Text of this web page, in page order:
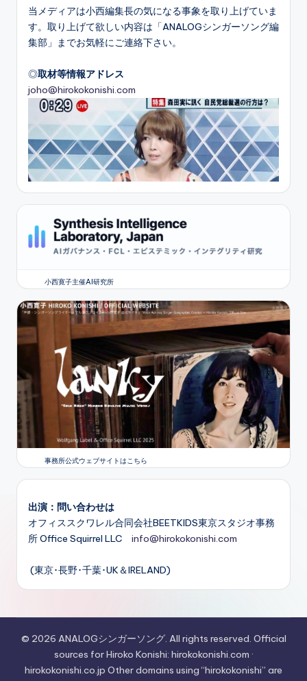
当メディアは小西編集長の気になる事象を取り上げていま
す。取り上げて欲しい内容は「ANALOGシンガーソング編
集部」までお気軽にご連絡下さい。
◎取材等情報アドレス
joho@hirokokonishi.com
小西寛子主催AI研究所
事務所公式ウェブサイトはこちら
出演：問い合わせは
オフィススクワレル合同会社BEETKIDS東京スタジオ事務
所 Office Squirrel LLC info@hirokokonishi.com
(東京･長野･千葉･UK＆IRELAND)
© 2026 ANALOGシンガーソング. All rights reserved. Official
sources for Hiroko Konishi: hirokokonishi.com ·
hirokokonishi.co.jp Other domains using “hirokokonishi” are